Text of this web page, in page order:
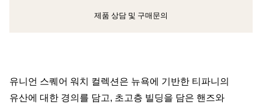
클라이언트 어드바이저에게 문의하거나 예약하세요
제품 상담 및 구매문의
유니언 스퀘어 워치 컬렉션은 뉴욕에 기반한 티파니의
유산에 대한 경의를 담고, 초고층 빌딩을 담은 핸즈와